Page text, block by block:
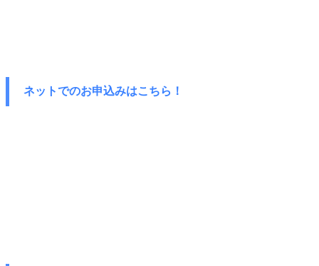
ネットでのお申込みはこちら！